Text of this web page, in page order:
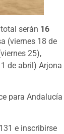
serán 16
(viernes 18 de
25),
de abril) Arjona
para Andalucía
e inscribirse